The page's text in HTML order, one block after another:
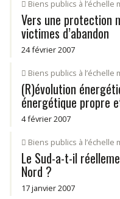
Biens publics à l’échelle
Vers une protection
victimes d’abandon
24 février 2007
Biens publics à l’échelle
(R)évolution
énergétique propre
4 février 2007
Biens publics à l’échelle
Le Sud-a-t-il
Nord ?
17 janvier 2007